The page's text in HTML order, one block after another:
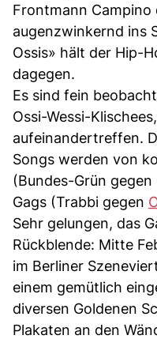
Frontmann Campino
augenzwinkernd ins
Ossis» hält der Hip-
dagegen.
Es sind fein
Ossi-Wessi-
aufeinandertreffen.
Songs werden von
(Bundes-Grün
Gags (Trabbi gegen
Sehr gelungen, das
Rückblende: Mitte
im Berliner
einem gemütlich
diversen Goldenen
Plakaten an den